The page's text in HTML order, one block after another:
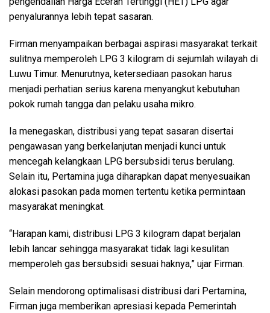
penyalurannya lebih tepat sasaran.
Firman menyampaikan berbagai aspirasi masyarakat terkait
sulitnya memperoleh LPG 3 kilogram di sejumlah wilayah di
Luwu Timur. Menurutnya, ketersediaan pasokan harus
menjadi perhatian serius karena menyangkut kebutuhan
pokok rumah tangga dan pelaku usaha mikro.
Ia menegaskan, distribusi yang tepat sasaran disertai
pengawasan yang berkelanjutan menjadi kunci untuk
mencegah kelangkaan LPG bersubsidi terus berulang.
Selain itu, Pertamina juga diharapkan dapat menyesuaikan
alokasi pasokan pada momen tertentu ketika permintaan
masyarakat meningkat.
“Harapan kami, distribusi LPG 3 kilogram dapat berjalan
lebih lancar sehingga masyarakat tidak lagi kesulitan
memperoleh gas bersubsidi sesuai haknya,” ujar Firman.
Selain mendorong optimalisasi distribusi dari Pertamina,
Firman juga memberikan apresiasi kepada Pemerintah